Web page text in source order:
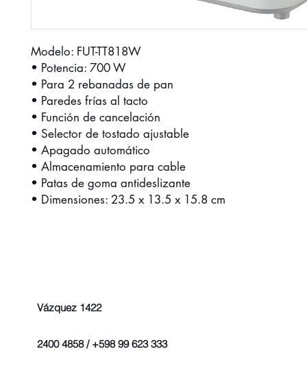
Modelo: FUT-TT818W
• Potencia: 700 W
• Para 2 rebanadas de pan
• Paredes frías al tacto
• Función de cancelación
• Selector de tostado ajustable
• Apagado automático
• Almacenamiento para cable
• Patas de goma antideslizante
• Dimensiones: 23.5 x 13.5 x 15.8 cm
Vázquez 1422
2400 4858 / +598 99 623 333